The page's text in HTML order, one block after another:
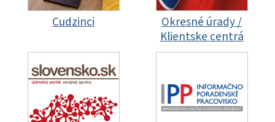
Cudzinci
Okresné úrady /
Klientske centrá